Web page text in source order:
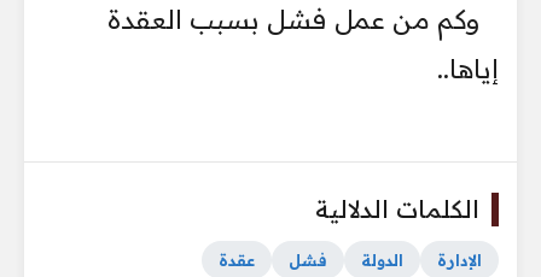
وكم من عمل فشل بسبب العقدة
إياها..
الكلمات الدلالية
الإدارة الدولة فشل عقدة